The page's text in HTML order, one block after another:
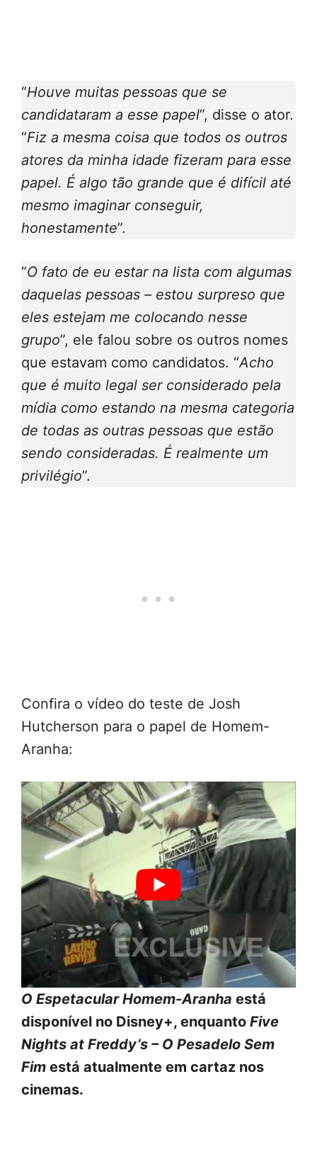
“Houve muitas pessoas que se
candidataram a esse papel”, disse o ator.
“Fiz a mesma coisa que todos os outros
atores da minha idade fizeram para esse
papel. É algo tão grande que é difícil até
mesmo imaginar conseguir,
honestamente”.
“O fato de eu estar na lista com algumas
daquelas pessoas – estou surpreso que
eles estejam me colocando nesse
grupo”, ele falou sobre os outros nomes
que estavam como candidatos. “Acho
que é muito legal ser considerado pela
mídia como estando na mesma categoria
de todas as outras pessoas que estão
sendo consideradas. É realmente um
privilégio”.
Confira o vídeo do teste de Josh
Hutcherson para o papel de Homem-
Aranha:
O Espetacular Homem-Aranha está
disponível no Disney+, enquanto Five
Nights at Freddy’s – O Pesadelo Sem
Fim está atualmente em cartaz nos
cinemas.